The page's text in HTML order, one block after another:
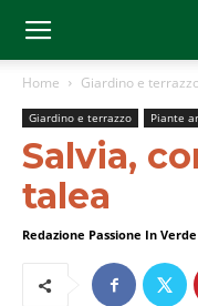
Home Giardino e
Giardino e terrazzo Piante
Salvia,
talea
Redazione Passione In Verde